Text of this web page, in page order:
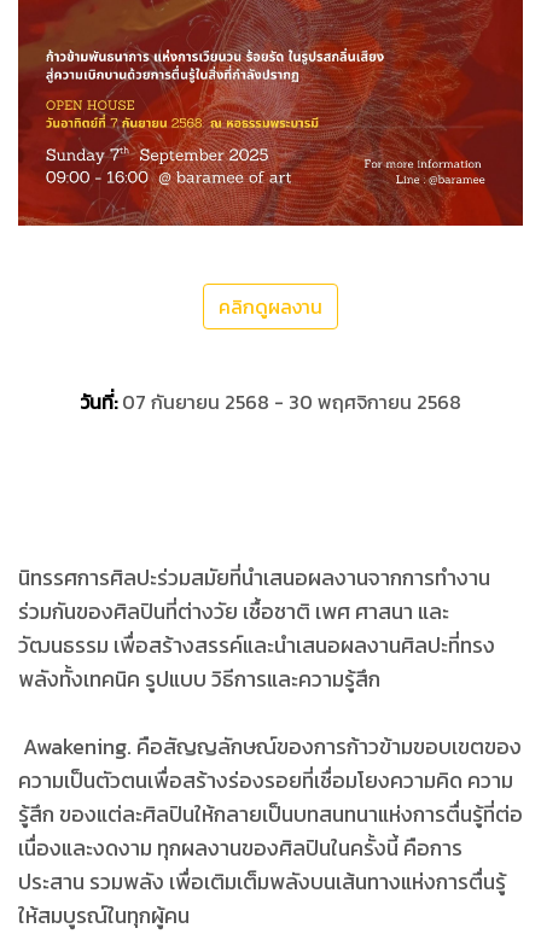
คลิกดูผลงาน
วันที่:07 กันยายน 2568 - 30 พฤศจิกายน 2568
นิทรรศการศิลปะร่วมสมัยที่นำเสนอผลงานจากการทำงาน
ร่วมกันของศิลปินที่ต่างวัย เชื้อชาติ เพศ ศาสนา และ
วัฒนธรรม เพื่อสร้างสรรค์และนำเสนอผลงานศิลปะที่ทรง
พลังทั้งเทคนิค รูปแบบ วิธีการและความรู้สึก
Awakening. คือสัญญลักษณ์ของการก้าวข้ามขอบเขตของ
ความเป็นตัวตนเพื่อสร้างร่องรอยที่เชื่อมโยงความคิด ความ
รู้สึก ของแต่ละศิลปินให้กลายเป็นบทสนทนาแห่งการตื่นรู้ที่ต่อ
เนื่องและงดงาม ทุกผลงานของศิลปินในครั้งนี้ คือการ
ประสาน รวมพลัง เพื่อเติมเต็มพลังบนเส้นทางแห่งการตื่นรู้
ให้สมบูรณ์ในทุกผู้คน